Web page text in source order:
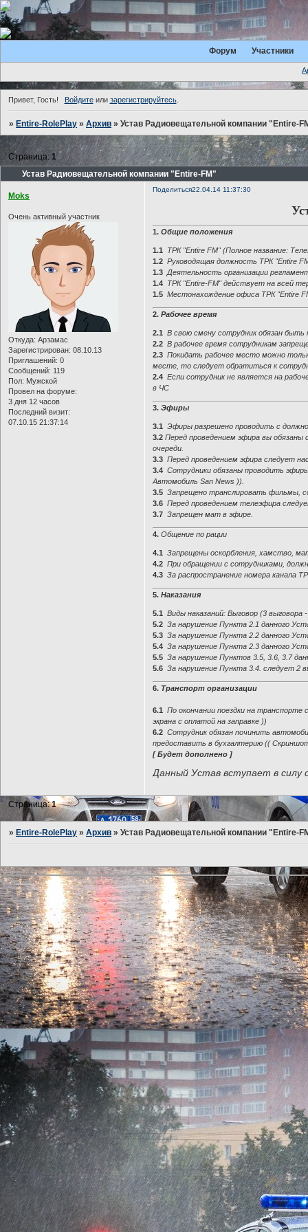
Форум Участники
Привет, Гость! Войдитеили зарегистрируйтесь.
»Entire-RolePlay »Архив »Устав Радиовещательной компании "Entire-
Устав Радиовещательной компании "Entire-FM"
Страница:1
Поделиться22.04.14 11:37:30
Moks
Очень активный участник
Откуда: Арзамас
Зарегистрирован: 08.10.13
Приглашений: 0
Сообщений: 119
Пол: Мужской
Провел на форуме:
3 дня 12 часов
Последний визит:
07.10.15 21:37:14
1.Общие положения
1.1
ТРК "Entire FM" (Полное название:
1.2 Руководящая должность ТРК "Entire
1.3 Деятельность организации
1.4 ТРК "Entire-FM" действует на всей
1.5 Местонахождение офиса ТРК "Entire
2. Рабочее время
2.1 В свою смену сотрудник обязан быть
2.2 В рабочее время сотрудникам
2.3 Покидать рабочее место можно
месте, то следует обратиться к
2.4 Если сотрудник не является на
в ЧС
3.Эфиры
3.1 Эфиры разрешено проводить с
3.2Перед проведением эфира вы
очереди.
3.3 Перед проведением эфира следует
3.4 Сотрудники обязаны проводить
Автомобиль San News )).
3.5 Запрещено транслировать фильмы,
3.6 Перед проведением телеэфира
3.7 Запрещен мат в эфире.
4. Общение по рации
4.1 Запрещены оскорбления, хамство,
4.2 При обращении с сотрудниками,
4.3 За распространение номера канала
5.Наказания
5.1 Виды наказаний: Выговор (3 выговора
5.2 За нарушение Пункта 2.1 данного
5.3 За нарушение Пункта 2.2 данного
5.4 За нарушение Пункта 2.3 данного
5.5 За нарушение Пунктов 3.5, 3.6, 3.7
5.6 За нарушение Пункта 3.4. следует 2
6. Транспорт организации
6.1 По окончании поездки на
экрана с оплатой на заправке ))
6.2 Сотрудник обязан починить
предоставить в бухгалтерию ((
[ Будет дополнено ]
Данный Устав вступает в силу
Страница:1
» Entire-RolePlay »Архив »Устав Радиовещательной компании "Entire-